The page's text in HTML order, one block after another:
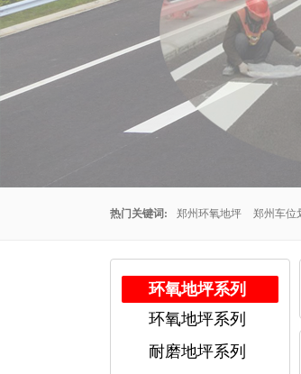
热门关键词: 郑州环氧地坪 郑州车位
郑州耐磨地坪
环氧地坪系列
环氧地坪系列
耐磨地坪系列